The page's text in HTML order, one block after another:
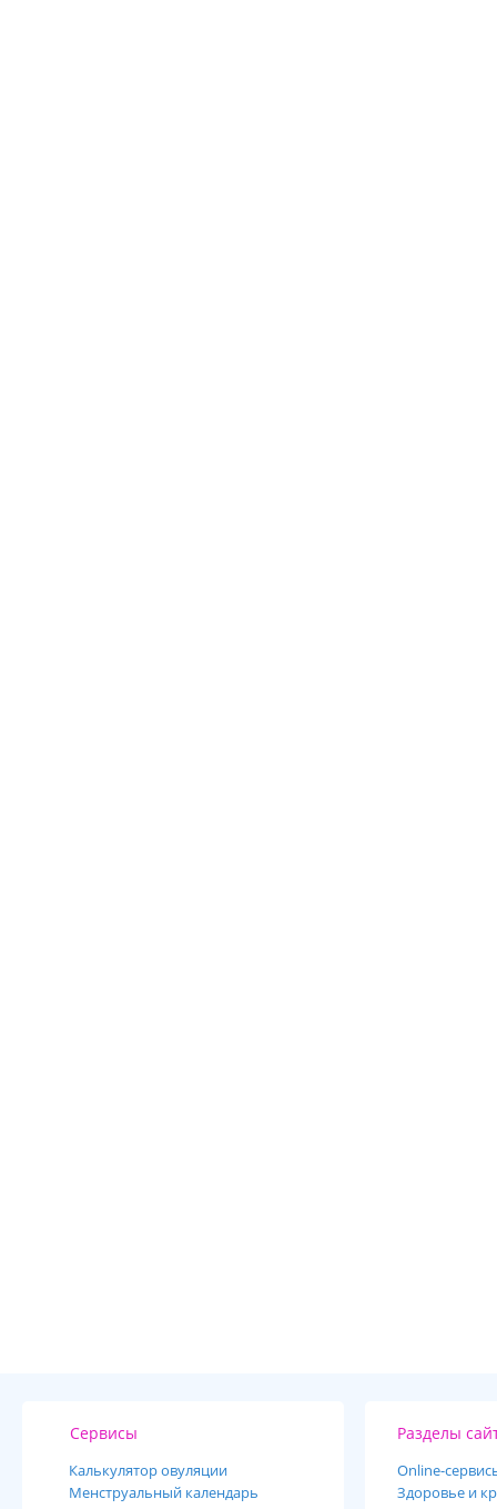
Сервисы
Калькулятор овуляции
Менструальный календарь
Разделы
Online-
Здоровье и